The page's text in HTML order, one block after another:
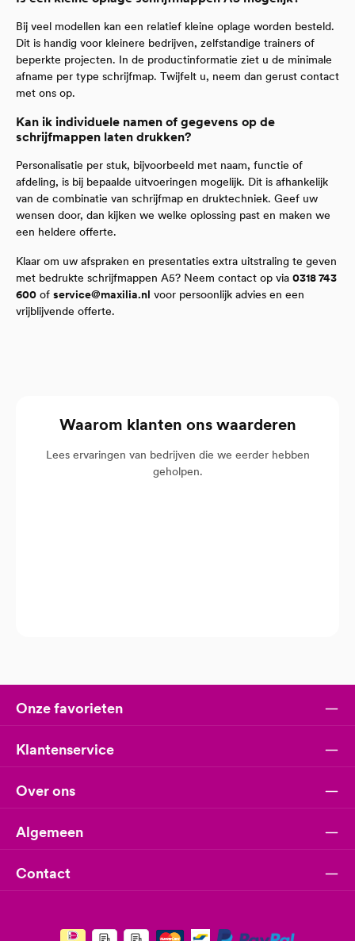
Bij veel modellen kan een relatief kleine oplage worden besteld.
Dit is handig voor kleinere bedrijven, zelfstandige trainers of
beperkte projecten. In de productinformatie ziet u de minimale
afname per type schrijfmap. Twijfelt u, neem dan gerust contact
met ons op.
Kan ik individuele namen of gegevens op de
schrijfmappen laten drukken?
Personalisatie per stuk, bijvoorbeeld met naam, functie of
afdeling, is bij bepaalde uitvoeringen mogelijk. Dit is afhankelijk
van de combinatie van schrijfmap en druktechniek. Geef uw
wensen door, dan kijken we welke oplossing past en maken we
een heldere offerte.
Klaar om uw afspraken en presentaties extra uitstraling te geven
met bedrukte schrijfmappen A5? Neem contact op via 0318 743
600 of service@maxilia.nl voor persoonlijk advies en een
vrijblijvende offerte.
Waarom klanten ons waarderen
Lees ervaringen van bedrijven die we eerder hebben
geholpen.
Onze favorieten
Klantenservice
Over ons
Algemeen
Contact